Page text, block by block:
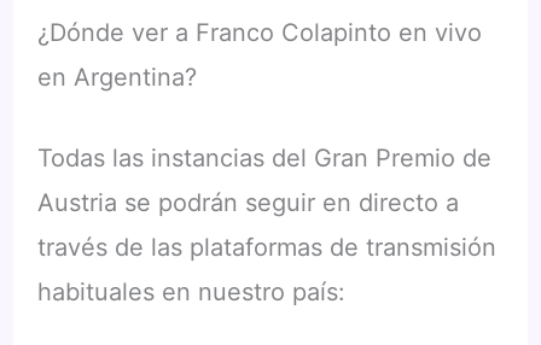
¿Dónde ver a Franco Colapinto en vivo
en Argentina?
Todas las instancias del Gran Premio de
Austria se podrán seguir en directo a
través de las plataformas de transmisión
habituales en nuestro país: